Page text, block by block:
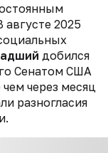
августе 2025
добился
Сенатом США
через месяц
разногласия